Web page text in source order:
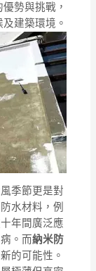
勢與挑戰，
建築環境。
季節更是對
水材料，例
年間廣泛應
。而納米防
的可能性。